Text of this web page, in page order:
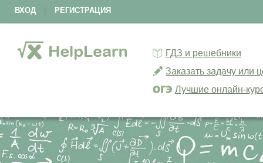
ВХОД РЕГИСТРАЦИЯ
ГДЗ и решебники
Заказать задачу или
Лучшие онлайн-